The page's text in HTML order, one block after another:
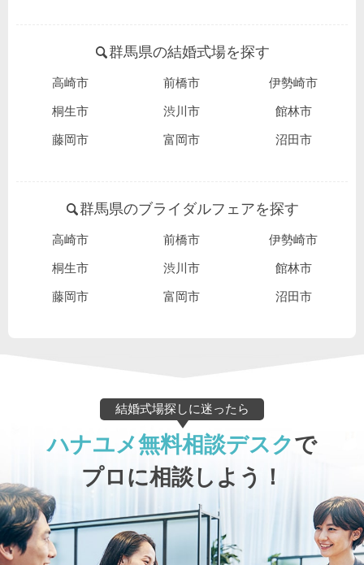
群馬県の結婚式場を探す
高崎市 前橋市 伊勢崎市
桐生市 渋川市 館林市
藤岡市 富岡市 沼田市
群馬県のブライダルフェアを探す
高崎市 前橋市 伊勢崎市
桐生市 渋川市 館林市
藤岡市 富岡市 沼田市
結婚式場探しに迷ったら
ハナユメ無料相談デスクで
プロに相談しよう！